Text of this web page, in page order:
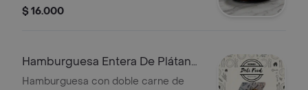
cebolla grille y salsas, servido entre
$ 16.000
Hamburguesa Entera De Plátano
Doble
Hamburguesa con doble carne de